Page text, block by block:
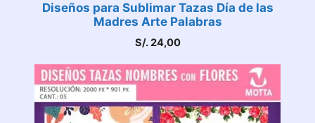
Diseños para Sublimar Tazas Día de las
Madres Arte Palabras
S/.24,00